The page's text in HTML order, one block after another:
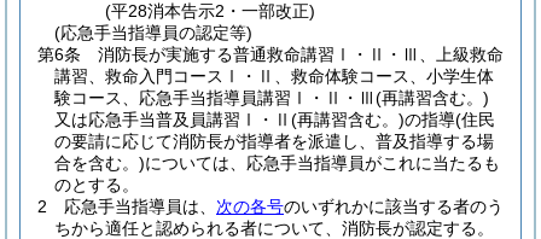
(平28消本告示2・一部改正)
(応急手当指導員の認定等)
第6条
消防長が実施する普通救命講習Ⅰ・Ⅱ・Ⅲ、上級救命
講習、救命入門コースⅠ・Ⅱ、救命体験コース、小学生体
験コース、応急手当指導員講習Ⅰ・Ⅱ・Ⅲ(再講習含む。)
又は応急手当普及員講習Ⅰ・Ⅱ (再講習含む。)の指導(住民
の要請に応じて消防長が指導者を派遣し、普及指導する場
合を含む。)については、応急手当指導員がこれに当たるも
のとする。
2
応急手当指導員は、 次の各号のいずれかに該当する者のう
ちから適任と認められる者について、消防長が認定する。